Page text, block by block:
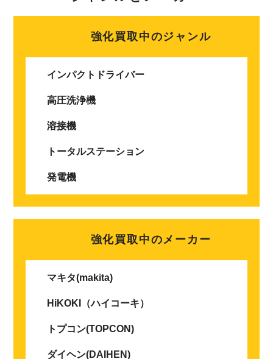
強化買取中のジャンル
インパクトドライバー
高圧洗浄機
溶接機
トータルステーション
発電機
強化買取中のメーカー
マキタ(makita)
HiKOKI（ハイコーキ）
トプコン(TOPCON)
ダイヘン(DAIHEN)